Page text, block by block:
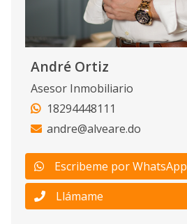
André Ortiz
Asesor Inmobiliario
18294448111
andre@alveare.do
Escribeme por WhatsApp
Llámame